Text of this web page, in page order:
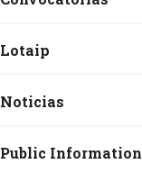
Lotaip
Noticias
Public Information